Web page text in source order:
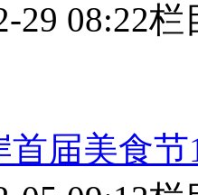
29 08:22栏
首届美食